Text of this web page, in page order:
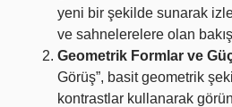
yeni bir şekilde sunarak
ve sahnelerelere olan bakış
Geometrik Formlar ve
Görüş”, basit geometrik
kontrastlar kullanarak